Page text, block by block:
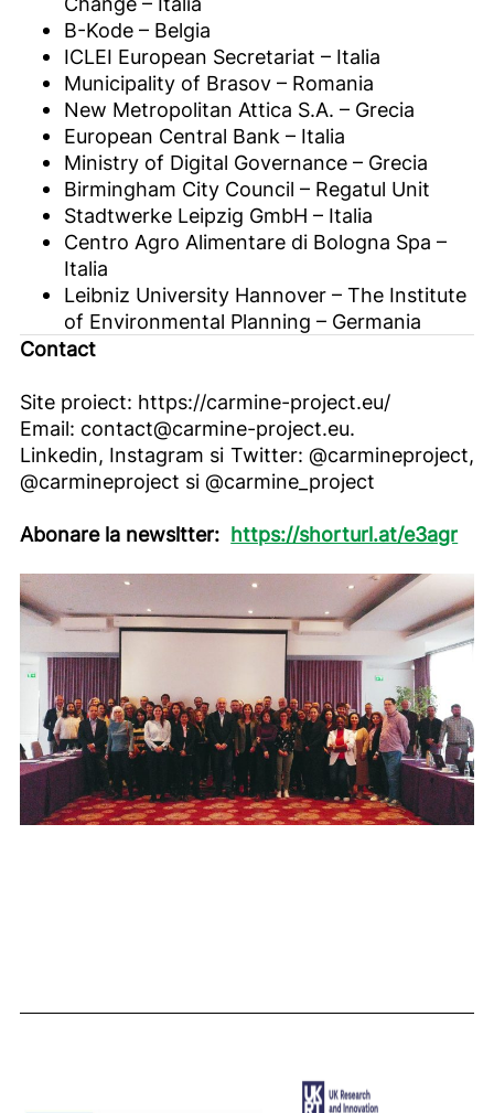
B-Kode – Belgia
ICLEI European Secretariat – Italia
Municipality of Brasov – Romania
New Metropolitan Attica S.A. – Grecia
European Central Bank – Italia
Ministry of Digital Governance – Grecia
Birmingham City Council – Regatul Unit
Stadtwerke Leipzig GmbH – Italia
Centro Agro Alimentare di Bologna Spa –
Italia
Leibniz University Hannover – The Institute
of Environmental Planning – Germania
Contact
Site proiect: https://carmine-project.eu/
Email: contact@carmine-project.eu.
Linkedin, Instagram si Twitter: @carmineproject,
@carmineproject si @carmine_project
Abonare la newsltter: https://shorturl.at/e3agr